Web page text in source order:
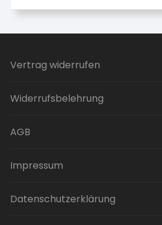
Vertrag widerrufen
Widerrufsbelehrung
AGB
Impressum
Datenschutzerklärung